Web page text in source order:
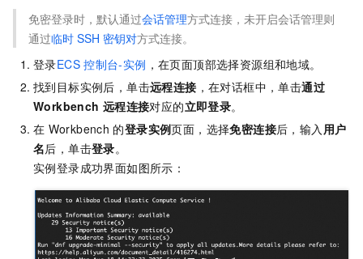
免密登录时，默认通过会话管理方式连接，未开启会话管理则
通过临时 SSH 密钥对方式连接。
登录ECS 控制台-实例 ，在页面顶部选择资源组和地域。
找到目标实例后，单击远程连接 ，在对话框中，单击通过
Workbench 远程连接对应的立即登录。
在 Workbench 的登录实例页面，选择免密连接后，输入 用户
名后，单击登录。
实例登录成功界面如图所示：